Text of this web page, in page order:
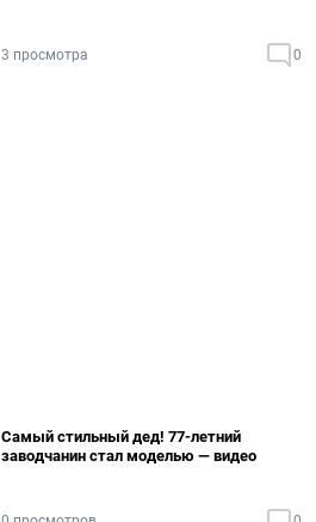
3 просмотра 0
Самый стильный дед! 77-летний
заводчанин стал моделью — видео